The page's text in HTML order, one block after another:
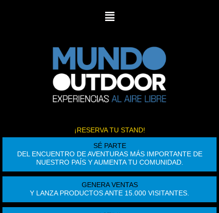
MENÚ
¡RESERVA TU STAND!
SÉ PARTE
DEL ENCUENTRO DE AVENTURAS MÁS IMPORTANTE DE
NUESTRO PAÍS Y AUMENTA TU COMUNIDAD.
GENERA VENTAS
Y LANZA PRODUCTOS ANTE 15.000 VISITANTES.